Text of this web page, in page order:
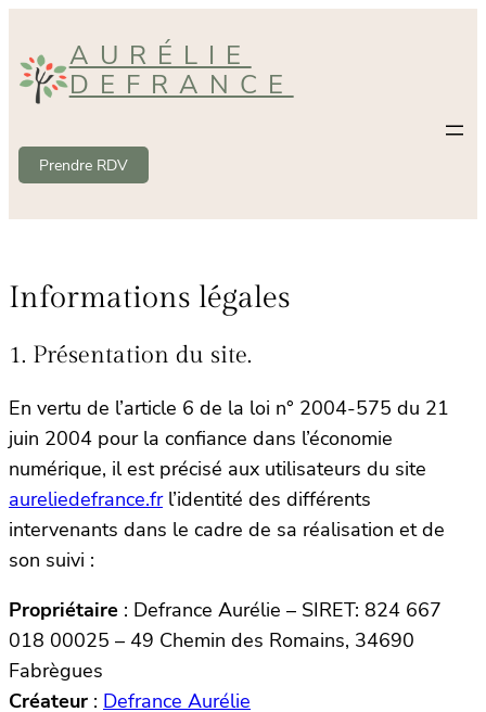
contenu
AURÉLIE
DEFRANCE
Prendre RDV
Informations légales
1. Présentation du site.
En vertu de l’article 6 de la loi n° 2004-575 du 21
juin 2004 pour la confiance dans l’économie
numérique, il est précisé aux utilisateurs du site
aureliedefrance.frl’identité des différents
intervenants dans le cadre de sa réalisation et de
son suivi :
Propriétaire : Defrance Aurélie – SIRET: 824 667
018 00025 – 49 Chemin des Romains, 34690
Fabrègues
Créateur : Defrance Aurélie